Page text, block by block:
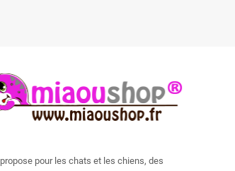
propose pour les chats et les chiens, des